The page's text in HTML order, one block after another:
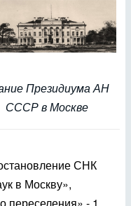
Президиума АН
СССР в Москве
СНК
в Москву»,